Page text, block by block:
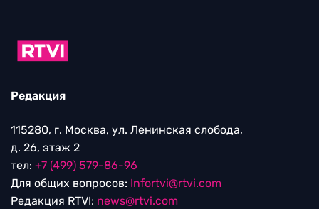
Редакция
115280, г. Москва, ул. Ленинская слобода,
д. 26, этаж 2
тел: +7 (499) 579-86-96
Для общих вопросов: Infortvi@rtvi.com
Редакция RTVI: news@rtvi.com